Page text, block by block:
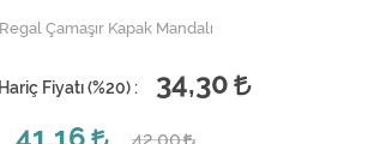
Regal Çamaşır Kapak Mandalı
Fiyatı (%20) :
34,30